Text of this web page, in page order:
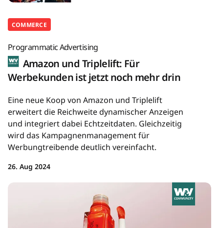
COMMERCE
Programmatic Advertising
Amazon und Triplelift: Für
Werbekunden ist jetzt noch mehr drin
Eine neue Koop von Amazon und Triplelift
erweitert die Reichweite dynamischer Anzeigen
und integriert dabei Echtzeitdaten. Gleichzeitig
wird das Kampagnenmanagement für
Werbungtreibende deutlich vereinfacht.
26. Aug 2024